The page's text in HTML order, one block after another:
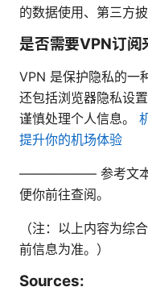
的数据使用、第三方
是否需要VPN订阅
VPN 是保护隐私的一
还包括浏览器隐私设
谨慎处理个人信息。
提升你的机场体验
—————— 参考文本
便你前往查阅。
（注：以上内容为综
前信息为准。）
Sources: